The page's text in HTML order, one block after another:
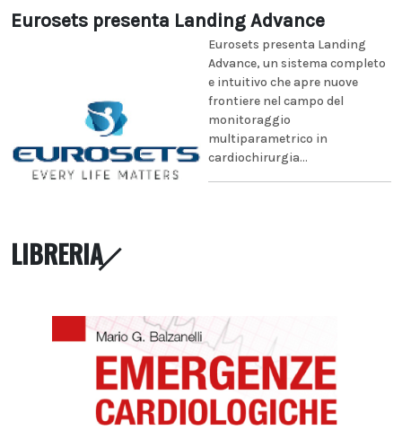
Eurosets presenta Landing Advance
Eurosets presenta Landing
Advance, un sistema completo
e intuitivo che apre nuove
frontiere nel campo del
monitoraggio
multiparametrico in
cardiochirurgia...
LIBRERIA